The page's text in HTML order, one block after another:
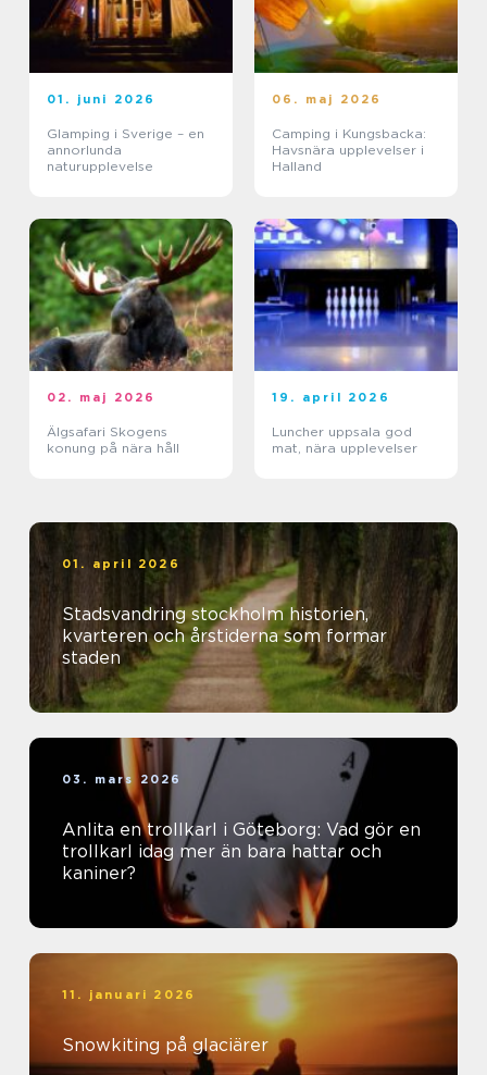
01. juni 2026
Glamping i Sverige – en
annorlunda
naturupplevelse
06. maj 2026
Camping i Kungsbacka:
Havsnära upplevelser i
Halland
02. maj 2026
Älgsafari Skogens
konung på nära håll
19. april 2026
Luncher uppsala god
mat, nära upplevelser
01. april 2026
Stadsvandring stockholm historien,
kvarteren och årstiderna som formar
staden
03. mars 2026
Anlita en trollkarl i Göteborg: Vad gör en
trollkarl idag mer än bara hattar och
kaniner?
11. januari 2026
Snowkiting på glaciärer